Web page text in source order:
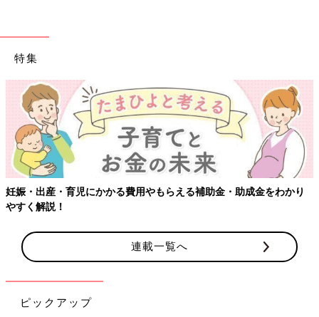
特集
妊娠・出産・育児にかかる費用やもらえる補助金・助成金をわかり
やすく解説！
連載一覧へ
ピックアップ